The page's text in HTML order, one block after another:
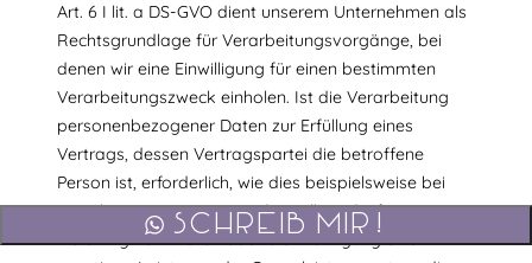
Art. 6 I lit. a DS-GVO dient unserem Unternehmen als
Rechtsgrundlage für Verarbeitungsvorgänge, bei
denen wir eine Einwilligung für einen bestimmten
Verarbeitungszweck einholen. Ist die Verarbeitung
personenbezogener Daten zur Erfüllung eines
Vertrags, dessen Vertragspartei die betroffene
Person ist, erforderlich, wie dies beispielsweise bei
Verarbeitungsvorgängen der Fall ist, die für eine
Lieferung von Waren oder die Erbringung einer
Schreib mir!